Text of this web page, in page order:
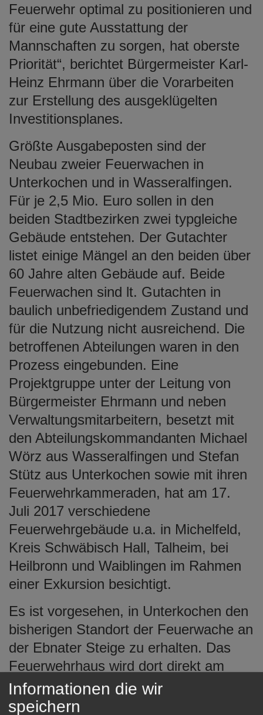
Feuerwehr optimal zu positionieren und
für eine gute Ausstattung der
Mannschaften zu sorgen, hat oberste
Priorität“, berichtet Bürgermeister Karl-
Heinz Ehrmann über die Vorarbeiten
zur Erstellung des ausgeklügelten
Investitionsplanes.
Größte Ausgabeposten sind der
Neubau zweier Feuerwachen in
Unterkochen und in Wasseralfingen.
Für je 2,5 Mio. Euro sollen in den
beiden Stadtbezirken zwei typgleiche
Gebäude entstehen. Der Gutachter
listet einige Mängel an den beiden über
60 Jahre alten Gebäude auf. Beide
Feuerwachen sind lt. Gutachten in
baulich unbefriedigendem Zustand und
für die Nutzung nicht ausreichend. Die
betroffenen Abteilungen waren in den
Prozess eingebunden. Eine
Projektgruppe unter der Leitung von
Bürgermeister Ehrmann und neben
Verwaltungsmitarbeitern, besetzt mit
den Abteilungskommandanten Michael
Wörz aus Wasseralfingen und Stefan
Stütz aus Unterkochen sowie mit ihren
Feuerwehrkammeraden, hat am 17.
Juli 2017 verschiedene
Feuerwehrgebäude u.a. in Michelfeld,
Kreis Schwäbisch Hall, Talheim, bei
Heilbronn und Waiblingen im Rahmen
einer Exkursion besichtigt.
Es ist vorgesehen, in Unterkochen den
bisherigen Standort der Feuerwache an
der Ebnater Steige zu erhalten. Das
Feuerwehrhaus wird dort direkt am
Kreisel zur neuen Albaufstiegstrasse B
29a gebaut werden. Während der
Informationen die wir
speichern